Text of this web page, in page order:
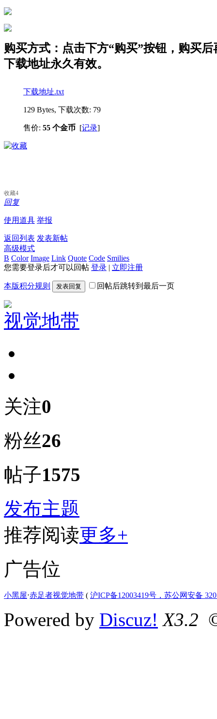
购买方式：点击下方“购买”按钮，购买
下载地址永久有效。
下载地址.txt
129 Bytes, 下载次数: 79
售价: 55 个金币 [记录]
收藏4
回复
使用道具 举报
返回列表 发表新帖
高级模式
B Color Image Link Quote Code Smilies
您需要登录后才可以回帖 登录 | 立即注册
本版积分规则 发表回复 回帖后跳转到最后一页
视觉地带
关注0
粉丝26
帖子1575
发布主题
推荐阅读更多+
广告位
小黑屋⋅赤足者视觉地带 ( 沪ICP备12003419号，苏公网安备
Powered by Discuz! X3.2